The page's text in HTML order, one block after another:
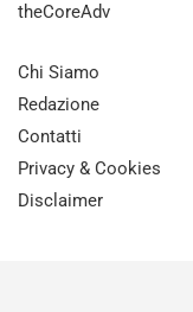
theCoreAdv
Chi Siamo
Redazione
Contatti
Privacy & Cookies
Disclaimer